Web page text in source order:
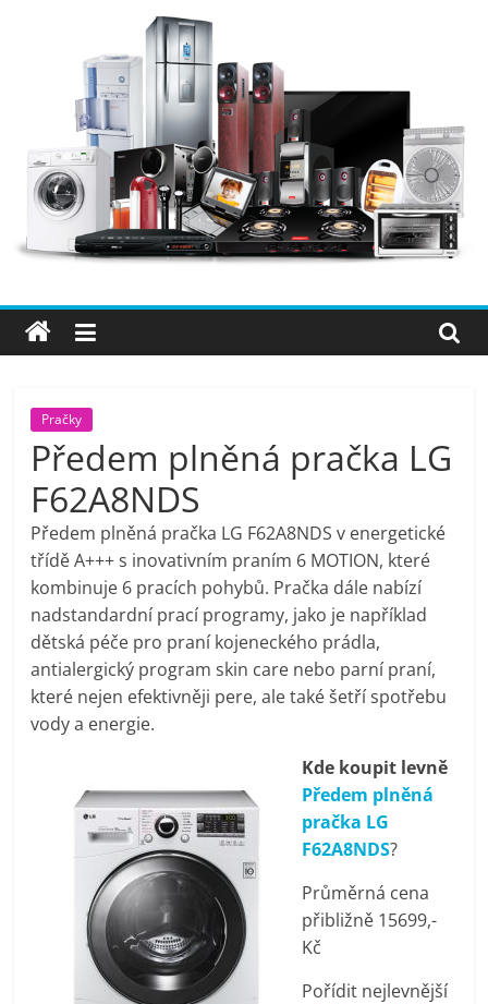
Elektro
OK
–
nejlepší
elektronika
porovnání,
pračky,
televize,
notebooky,
mobilní
telefony,
kávovary,
bazény
elektronika
Pračky
Předem plněná pračka LG
F62A8NDS
Předem plněná pračka LG F62A8NDS v energetické
třídě A+++ s inovativním praním 6 MOTION, které
kombinuje 6 pracích pohybů. Pračka dále nabízí
nadstandardní prací programy, jako je například
dětská péče pro praní kojeneckého prádla,
antialergický program skin care nebo parní praní,
které nejen efektivněji pere, ale také šetří spotřebu
vody a energie.
Kde koupit levně
Předem plněná
pračka LG
F62A8NDS?
Průměrná cena
přibližně 15699,-
Kč
Pořídit nejlevnější